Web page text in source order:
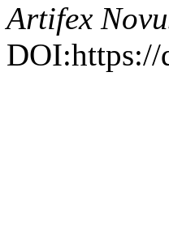
Artifex
DOI:https://